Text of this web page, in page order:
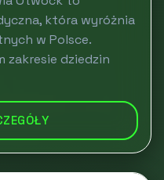
która wyróżnia
w Polsce.
zakresie dziedzin